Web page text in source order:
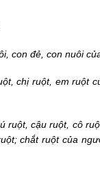
con đẻ, con nuôi
chị ruột, em ruột
ruột, cậu ruột, cô
chắt ruột của